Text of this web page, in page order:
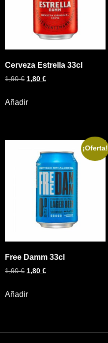
Cerveza Estrella 33cl
1,90€ 1,80 €
Añadir
¡Oferta!
Free Damm 33cl
1,90€ 1,80 €
Añadir